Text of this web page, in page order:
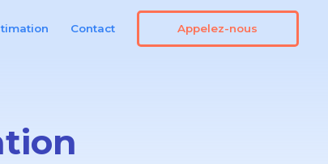
Contact Appelez-nous